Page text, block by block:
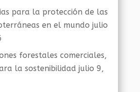
para la protección de las
en el mundo julio
forestales comerciales,
la sostenibilidad julio 9,